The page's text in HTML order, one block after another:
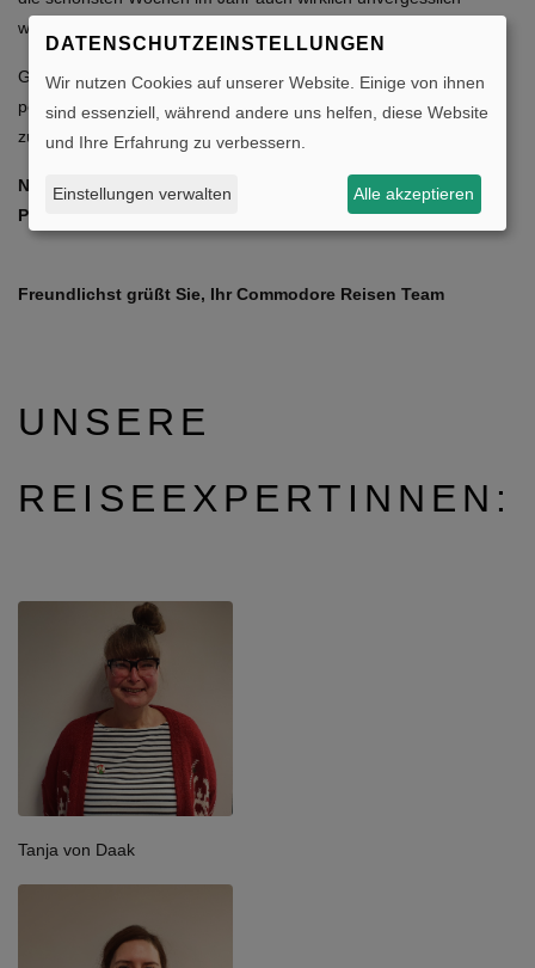
werden.
Gerne würden wir Sie in der Wachmannstraße 37 diesbezüglich
persönlich begrüßen und mit Ihnen Ihren Traumurlaub
zusammenstellen.
Nehmen Sie gerne Kontakt zu uns auf:
Persönlich, telefonisch oder per E-Mail!
Freundlichst grüßt Sie, Ihr Commodore Reisen Team
UNSERE
REISEEXPERTINNEN:
Tanja von Daak
DATENSCHUTZEINSTELLUNGEN
Wir nutzen Cookies auf unserer Website. Einige von ihnen
sind essenziell, während andere uns helfen, diese Website
und Ihre Erfahrung zu verbessern.
Einstellungen verwalten Alle akzeptieren